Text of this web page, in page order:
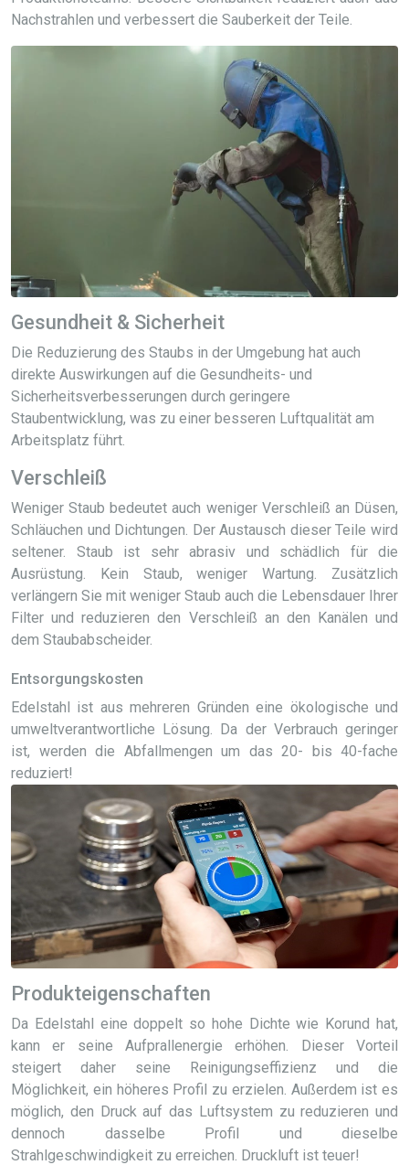
Nachstrahlen und verbessert die Sauberkeit der Teile.
Gesundheit & Sicherheit
Die Reduzierung des Staubs in der Umgebung hat auch
direkte Auswirkungen auf die Gesundheits- und
Sicherheitsverbesserungen durch geringere
Staubentwicklung, was zu einer besseren Luftqualität am
Arbeitsplatz führt.
Verschleiß
Weniger Staub bedeutet auch weniger Verschleiß an Düsen,
Schläuchen und Dichtungen. Der Austausch dieser Teile wird
seltener. Staub ist sehr abrasiv und schädlich für die
Ausrüstung. Kein Staub, weniger Wartung. Zusätzlich
verlängern Sie mit weniger Staub auch die Lebensdauer Ihrer
Filter und reduzieren den Verschleiß an den Kanälen und
dem Staubabscheider.
Entsorgungskosten
Edelstahl ist aus mehreren Gründen eine ökologische und
umweltverantwortliche Lösung. Da der Verbrauch geringer
ist, werden die Abfallmengen um das 20- bis 40-fache
reduziert!
Produkteigenschaften
Da Edelstahl eine doppelt so hohe Dichte wie Korund hat,
kann er seine Aufprallenergie erhöhen. Dieser Vorteil
steigert daher seine Reinigungseffizienz und die
Möglichkeit, ein höheres Profil zu erzielen. Außerdem ist es
möglich, den Druck auf das Luftsystem zu reduzieren und
dennoch dasselbe Profil und dieselbe
Strahlgeschwindigkeit zu erreichen. Druckluft ist teuer!